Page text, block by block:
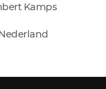
Kamps